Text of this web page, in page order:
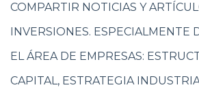
COMPARTIR NOTICIAS Y
INVERSIONES. ESPECIALMENTE
EL ÁREA DE EMPRESAS:
CAPITAL, ESTRATEGIA